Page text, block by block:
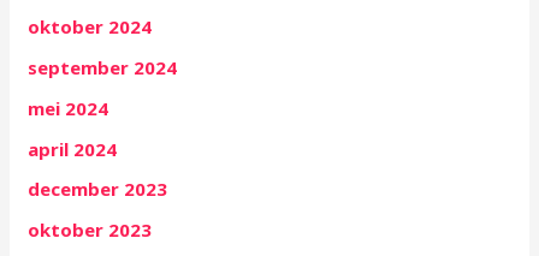
oktober 2024
september 2024
mei 2024
april 2024
december 2023
oktober 2023